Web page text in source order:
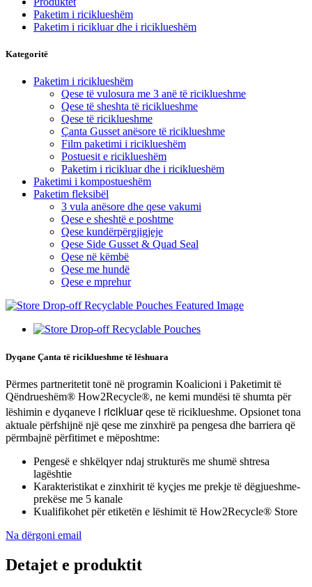
Paketim i riciklueshëm
Paketim i ricikluar dhe i riciklueshëm
Kategoritë
Paketim i riciklueshëm
Qese të vulosura me 3 anë të riciklueshme
Qese të sheshta të riciklueshme
Qese të riciklueshme
Çanta Gusset anësore të riciklueshme
Film paketimi i riciklueshëm
Postuesit e riciklueshëm
Paketim i ricikluar dhe i riciklueshëm
Paketimi i kompostueshëm
Paketim fleksibël
3 vula anësore dhe qese vakumi
Qese e sheshtë e poshtme
Qese kundërpërgjigjeje
Qese Side Gusset & Quad Seal
Qese në këmbë
Qese me hundë
Qese e mprehur
Dyqane Çanta të riciklueshme të lëshuara
Përmes partneritetit tonë në programin Koalicioni i Paketimit të
Qëndrueshëm® How2Recycle®, ne kemi mundësi të shumta për
lëshimin e dyqaneve i ricikluarqese të riciklueshme. Opsionet tona
aktuale përfshijnë një qese me zinxhirë pa pengesa dhe barriera që
përmbajnë përfitimet e mëposhtme:
Pengesë e shkëlqyer ndaj strukturës me shumë shtresa
lagështie
Karakteristikat e zinxhirit të kyçjes me prekje të dëgjueshme-
prekëse me 5 kanale
Kualifikohet për etiketën e lëshimit të How2Recycle® Store
Na dërgoni email
Detajet e produktit